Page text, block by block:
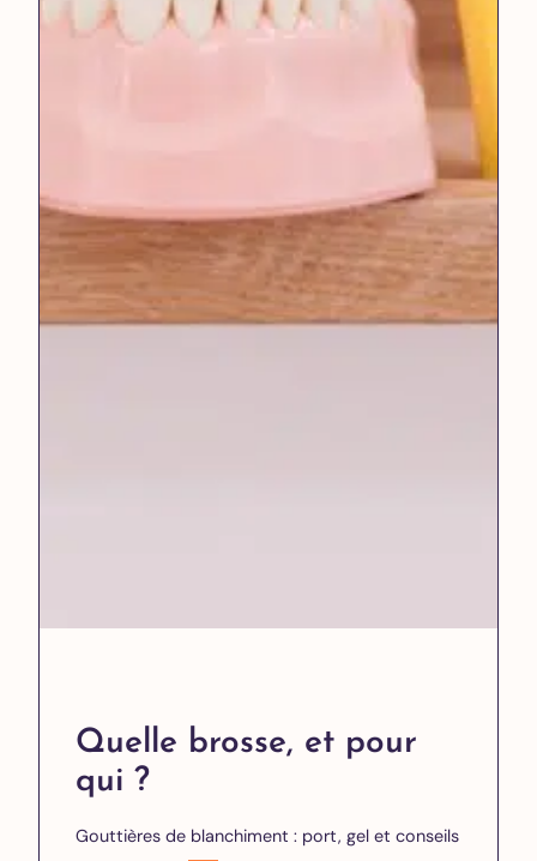
Quelle brosse, et pour
qui ?
Gouttières de blanchiment : port, gel et conseils